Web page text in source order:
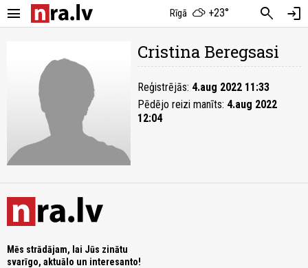
menu Rīgā +23° search login
Cristina Beregsasi
Reģistrējās: 4.aug 2022 11:33
Pēdējo reizi manīts: 4.aug 2022
12:04
Mēs strādājam, lai Jūs zinātu
svarīgo, aktuālo un interesanto!